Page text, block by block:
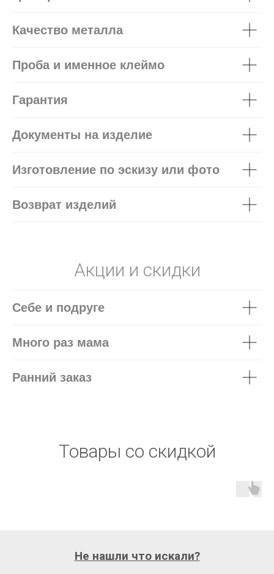
Качество металла
Проба и именное клеймо
Гарантия
Документы на изделие
Изготовление по эскизу или фото
Возврат изделий
Акции и скидки
Себе и подруге
Много раз мама
Ранний заказ
Товары со скидкой
Не нашли что искали?